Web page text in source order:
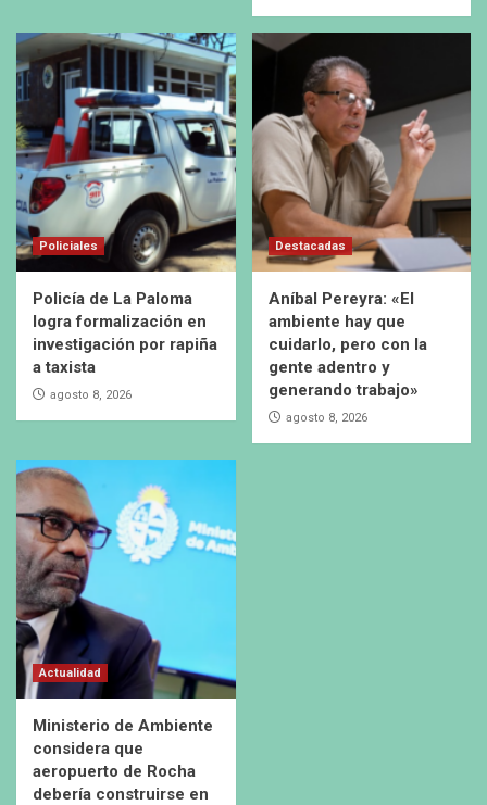
Policiales
Policía de La Paloma
logra formalización en
investigación por rapiña
a taxista
agosto 8, 2026
Destacadas
Aníbal Pereyra: «El
ambiente hay que
cuidarlo, pero con la
gente adentro y
generando trabajo»
agosto 8, 2026
Actualidad
Ministerio de Ambiente
considera que
aeropuerto de Rocha
debería construirse en